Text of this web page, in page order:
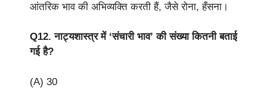
आंतरिक भाव की अभिव्यक्ति करती हैं, जैसे रोना, हँसना।
Q12.नाट्यशास्त्र में ‘संचारी भाव’ की संख्या कितनी बताई
गई है?
(A) 30